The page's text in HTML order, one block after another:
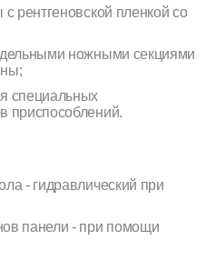
рентгеновской пленкой со
ножными секциями
специальных
приспособлений.
- гидравлический при
панели - при помощи